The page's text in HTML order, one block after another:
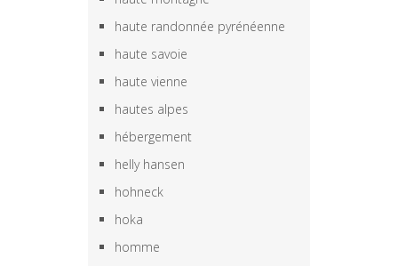
haute randonnée pyrénéenne
haute savoie
haute vienne
hautes alpes
hébergement
helly hansen
hohneck
hoka
homme